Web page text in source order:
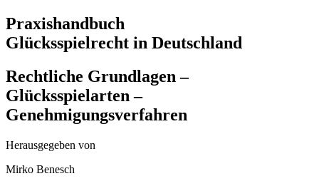
Praxishandbuch
Glücksspielrecht in Deutschland
Rechtliche Grundlagen –
Glücksspielarten –
Genehmigungsverfahren
Herausgegeben von
Mirko Benesch